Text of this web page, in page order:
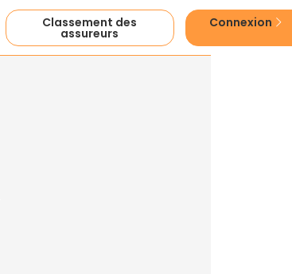
Classement des
assureurs
Connexion